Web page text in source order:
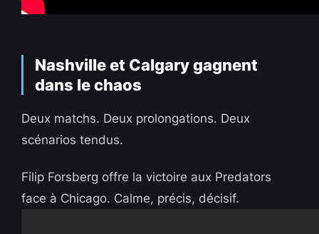
Nashville et Calgary gagnent
dans le chaos
Deux matchs. Deux prolongations. Deux
scénarios tendus.
Filip Forsberg offre la victoire aux Predators
face à Chicago. Calme, précis, décisif.